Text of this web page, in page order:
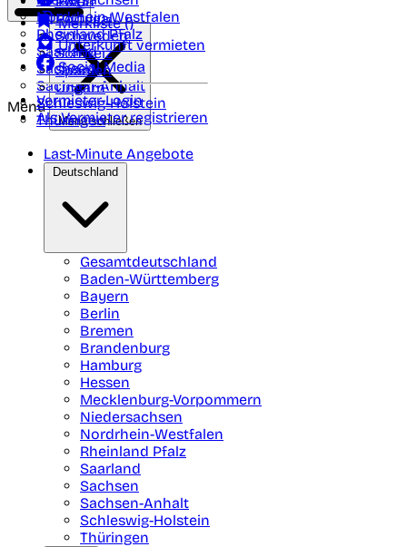
Nordrhein-Westfalen
Rheinland Pfalz
Saarland
Sachsen
Sachsen-Anhalt
Schleswig-Holstein
Thüringen
Portugal
Schweden
Schweiz
Spanien
Ungarn
Merkliste ()
Unterkunft vermieten
Social Media
Vermieter-Login
Als Vermieter registrieren
Menü
Menü schließen
Last-Minute Angebote
Deutschland
Gesamtdeutschland
Baden-Württemberg
Bayern
Berlin
Bremen
Brandenburg
Hamburg
Hessen
Mecklenburg-Vorpommern
Niedersachsen
Nordrhein-Westfalen
Rheinland Pfalz
Saarland
Sachsen
Sachsen-Anhalt
Schleswig-Holstein
Thüringen